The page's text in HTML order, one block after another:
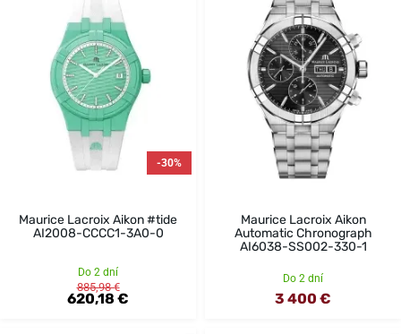
-30%
Maurice Lacroix Aikon #tide
AI2008-CCCC1-3A0-0
Do 2 dní
885,98 €
620,18 €
Maurice Lacroix Aikon
Automatic Chronograph
AI6038-SS002-330-1
Do 2 dní
3 400 €